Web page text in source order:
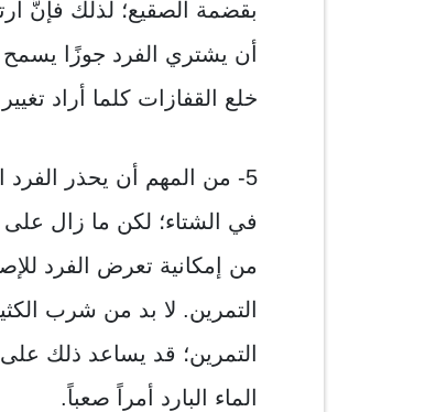
بقضمة الصقيع؛ لذلك فإنَّ
أن يشتري الفرد جوزًا
خلع القفازات كلما أراد
5- من المهم أن يحذر الفرد
في الشتاء؛ لكن ما زال على
من إمكانية تعرض الفرد
التمرين. لا بد من شرب
التمرين؛ قد يساعد ذلك
الماء البارد أمراً صعباً.